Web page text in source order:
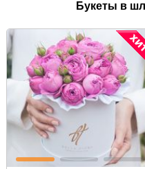
Букеты в